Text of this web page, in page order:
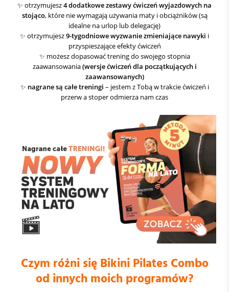
✨ otrzymujesz4 dodatkowe zestawy ćwiczeń wyjazdowych na
stojąco, które nie wymagają używania maty i obciążników (są
idealne na urlop lub delegację)
✨ otrzymujesz9-tygodniowe wyzwanie zmieniające nawyki i
przyspieszające efekty ćwiczeń
✨ możesz dopasować trening do swojego stopnia
zaawansowania(wersje ćwiczeń dla początkujących i
zaawansowanych)
✨ nagrane są całe treningi – jestem z Tobą w trakcie ćwiczeń i
przerw a stoper odmierza nam czas
Czym różni się Bikini Pilates Combo
od innych moich programów?